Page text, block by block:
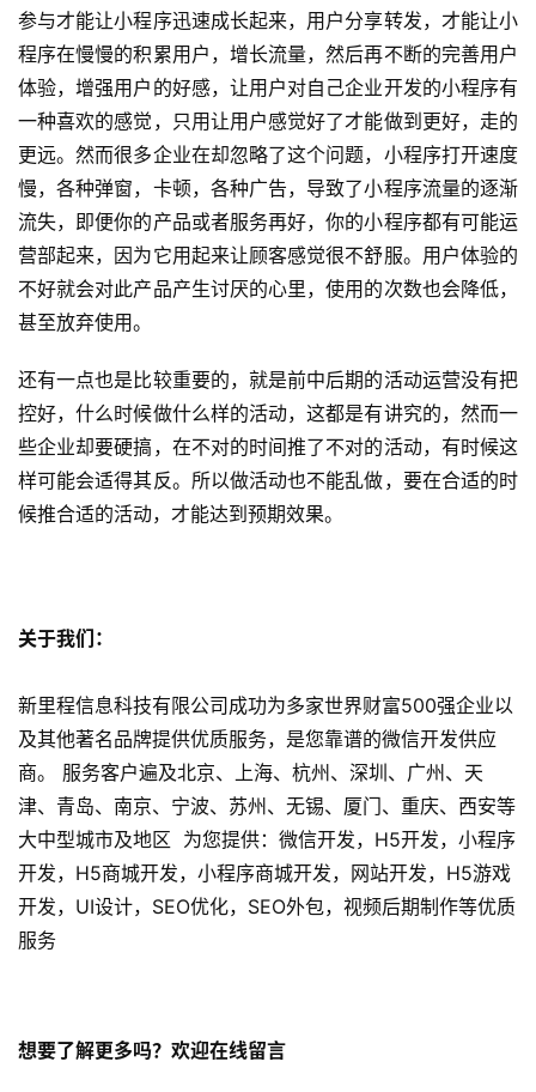
首
页
关
于
务
H
5
开
发
微
信
小
参与才能让小程序迅速成长起来，用户分享转发，才能让小
程序在慢慢的积累用户，增长流量，然后再不断的完善用户
体验，增强用户的好感，让用户对自己企业开发的小程序有
一种喜欢的感觉，只用让用户感觉好了才能做到更好，走的
更远。然而很多企业在却忽略了这个问题，小程序打开速度
慢，各种弹窗，卡顿，各种广告，导致了小程序流量的逐渐
流失，即便你的产品或者服务再好，你的小程序都有可能运
营部起来，因为它用起来让顾客感觉很不舒服。用户体验的
不好就会对此产品产生讨厌的心里，使用的次数也会降低，
甚至放弃使用。
还有一点也是比较重要的，就是前中后期的活动运营没有把
控好，什么时候做什么样的活动，这都是有讲究的，然而一
些企业却要硬搞，在不对的时间推了不对的活动，有时候这
样可能会适得其反。所以做活动也不能乱做，要在合适的时
候推合适的活动，才能达到预期效果。
关于我们：
新里程信息科技有限公司成功为多家世界财富500强企业以
及其他著名品牌提供优质服务，是您靠谱的微信开发供应
商。 服务客户遍及北京、上海、杭州、深圳、广州、天
津、青岛、南京、宁波、苏州、无锡、厦门、重庆、西安等
大中型城市及地区 为您提供：微信开发，H5开发，小程序
开发，H5商城开发，小程序商城开发，网站开发，H5游戏
开发，UI设计，SEO优化，SEO外包，视频后期制作等优质
服务
想要了解更多吗？欢迎在线留言